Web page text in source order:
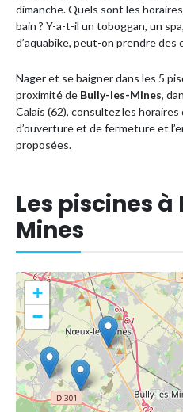
dimanche. Quels sont les
bain ? Y-a-t-il un toboggan, un
d’aquabike, peut-on prendre des
Nager et se baigner dans les 5
proximité de Bully-les-Mines,
Calais (62), consultez les
d’ouverture et de fermeture et
proposées.
Les piscines
Mines
+
−